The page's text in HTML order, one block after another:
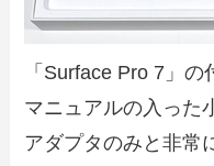
「Surface Pro 7」
マニュアルの入った
アダプタのみと非常